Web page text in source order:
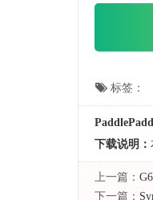
标签：
下载说明：
上一篇：
下一篇：